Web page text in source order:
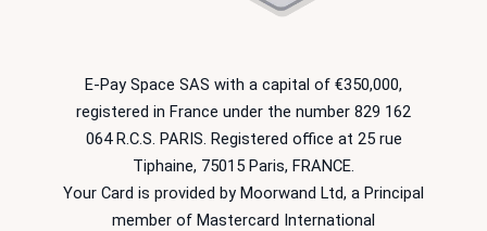
E-Pay Space SAS with a capital of €350,000,
registered in France under the number 829 162
064 R.C.S. PARIS. Registered office at 25 rue
Tiphaine, 75015 Paris, FRANCE.
Your Card is provided by Moorwand Ltd, a Principal
member of Mastercard International